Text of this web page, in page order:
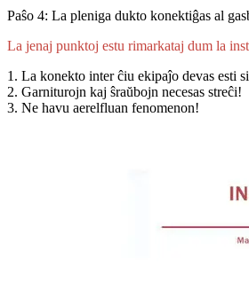
Paŝo 4: La pleniga dukto konektiĝas al
La jenaj punktoj estu rimarkataj dum la
1. La konekto inter ĉiu ekipaĵo devas esti
2. Garniturojn kaj ŝraŭbojn necesas streĉi!
3. Ne havu aerelfluan fenomenon!